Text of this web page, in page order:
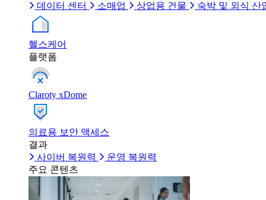
데이터 센터
소매업 상업용 건물 숙박 및 외식 산
헬스케어
플랫폼
Claroty xDome
의료용 보안 액세스
결과
사이버 복원력
운영 복원력
주요 콘텐츠